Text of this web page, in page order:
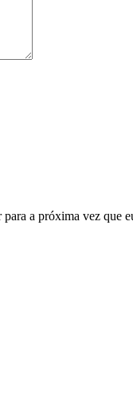
a próxima vez que